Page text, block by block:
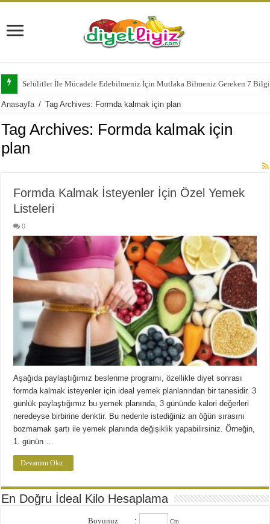
Selülitler İle Mücadele Edebilmeniz İçin Mutlaka Bilmeniz Gereken 7 Bilgi
Anasayfa / Tag Archives: Formda kalmak için plan
Tag Archives: Formda kalmak için
plan
Formda Kalmak İsteyenler İçin Özel Yemek
Listeleri
0
Aşağıda paylaştığımız beslenme programı, özellikle diyet sonrası
formda kalmak isteyenler için ideal yemek planlarından bir tanesidir. 3
günlük paylaştığımız bu yemek planında, 3 gününde kalori değerleri
neredeyse birbirine denktir. Bu nedenle istediğiniz an öğün sırasını
bozmamak şartı ile yemek planında değişiklik yapabilirsiniz. Örneğin,
1. günün …
Devamını Oku..
En Doğru İdeal Kilo Hesaplama
Boyunuz : Cm